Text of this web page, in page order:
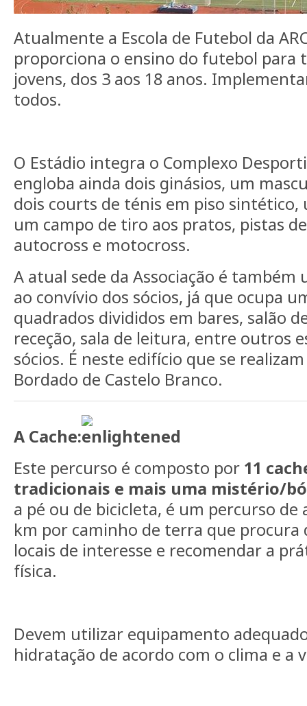
Atualmente a Escola de Futebol da
proporciona o ensino do futebol para
jovens, dos 3 aos 18 anos.
todos.
O Estádio integra o Complexo
engloba ainda dois ginásios, um
dois courts de ténis em piso
um campo de tiro aos pratos, pistas
autocross e motocross.
A atual sede da Associação é também
ao convívio dos sócios, já que ocupa
quadrados divididos em bares, salão
receção, sala de leitura, entre outros
sócios. É neste edifício que se
Bordado de Castelo Branco.
A Cache:
Este percurso é composto por 11
tradicionais e mais uma mistério/
a pé ou de bicicleta, é um percurso
km por caminho de terra que procura
locais de interesse e recomendar a
física.
Devem utilizar equipamento
hidratação de acordo com o clima e a